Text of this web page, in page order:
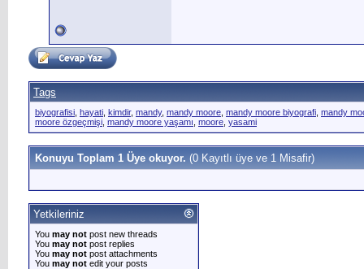
Tags
biyografisi hayati kimdir, mandy, mandy moore mandy moore biyografi mandy
moore özgeçmişi mandy moore yaşamı moore yasami
Konuyu Toplam 1 Üye okuyor. (0 Kayıtlı üye ve 1 Misafir)
Yetkileriniz
You may not post new threads
You may not post replies
You may not post attachments
You may not edit your posts